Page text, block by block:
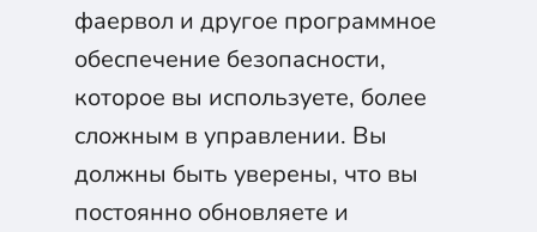
фаервол и другое программное
обеспечение безопасности,
которое вы используете, более
сложным в управлении. Вы
должны быть уверены, что вы
постоянно обновляете и